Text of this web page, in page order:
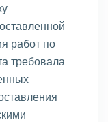
работ по
требовала